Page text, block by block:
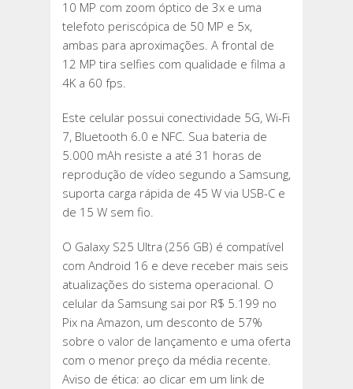
10 MP com zoom óptico de 3x e uma
telefoto periscópica de 50 MP e 5x,
ambas para aproximações. A frontal de
12 MP tira selfies com qualidade e filma a
4K a 60 fps.
Este celular possui conectividade 5G, Wi-Fi
7, Bluetooth 6.0 e NFC. Sua bateria de
5.000 mAh resiste a até 31 horas de
reprodução de vídeo segundo a Samsung,
suporta carga rápida de 45 W via USB-C e
de 15 W sem fio.
O Galaxy S25 Ultra (256 GB) é compatível
com Android 16 e deve receber mais seis
atualizações do sistema operacional. O
celular da Samsung sai por R$ 5.199 no
Pix na Amazon, um desconto de 57%
sobre o valor de lançamento e uma oferta
com o menor preço da média recente.
Aviso de ética: ao clicar em um link de